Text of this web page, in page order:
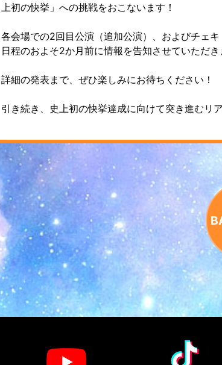
上初の快挙」への挑戦をおこないます！
各会場での2回目公演（追加公演）、およびチェ
日程のおよそ2か月前に情報を告知させていただき
詳細の発表まで、ぜひ楽しみにお待ちください！
引き続き、史上初の快挙達成に向けて突き進むリ